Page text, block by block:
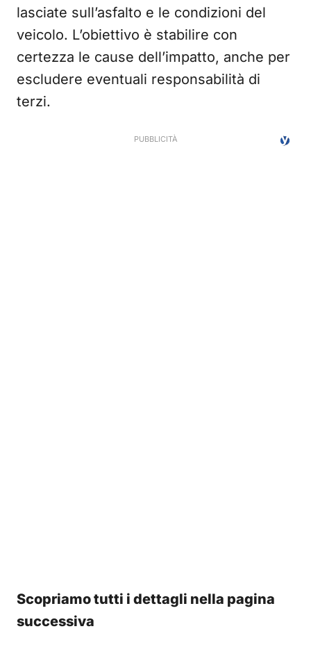
lasciate sull’asfalto e le condizioni del
veicolo. L’obiettivo è stabilire con
certezza le cause dell’impatto, anche per
escludere eventuali responsabilità di
terzi.
Scopriamo tutti i dettagli nella pagina
successiva